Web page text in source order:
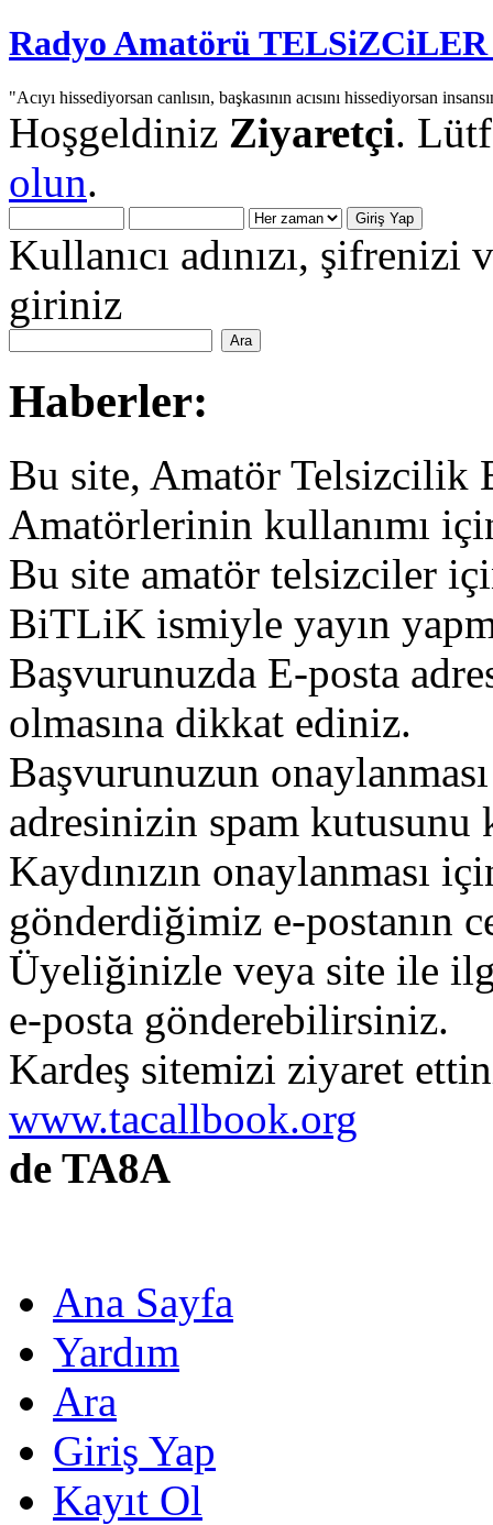
Radyo Amatörü
"Acıyı hissediyorsan canlısın, başkasının acısını hissediyorsan
Hoşgeldiniz Ziyaretçi.
olun.
Kullanıcı adınızı,
giriniz
Haberler:
Bu site, Amatör Telsizcilik
Amatörlerinin kullanımı
Bu site amatör telsizciler
BiTLiK ismiyle yayın
Başvurunuzda E-posta
olmasına dikkat ediniz.
Başvurunuzun
adresinizin spam
Kaydınızın onaylanması
gönderdiğimiz e-postanın
Üyeliğinizle veya site ile
e-posta gönderebilirsiniz.
Kardeş sitemizi ziyaret
www.tacallbook.org
de TA8A
Ana Sayfa
Yardım
Ara
Giriş Yap
Kayıt Ol